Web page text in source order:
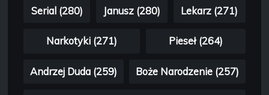
Serial (280) Janusz (280) Lekarz (271)
Narkotyki (271) Pieseł (264)
Andrzej Duda (259) Boże Narodzenie (257)